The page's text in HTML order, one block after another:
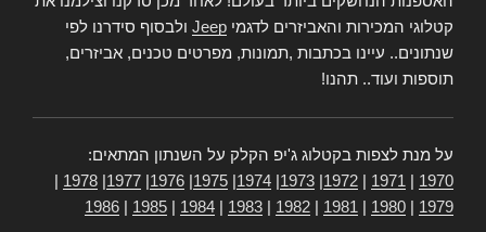
קטלוגי המכירות והאביזרים לדגמי Jeep ולבסוף סידרנו לפי
שנתונים.. עיינו בכתבות ,תמונות, מפרטים טכנים, אביזרים,
תוספות ועוד.. תהנו!
על מנת לצפות בקטלוג ג'יפ הקלק על השנתון המתאים:
1970
1971
1972
1973
1974
1975
1976
1977
1978
1979
1980
1981
1982
1983
1984
1985
1986